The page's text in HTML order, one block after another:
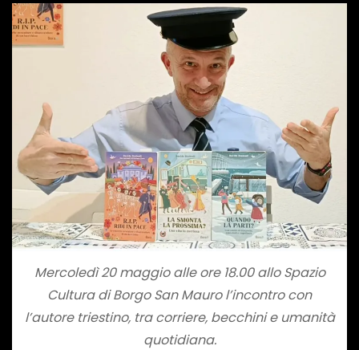
Mercoledì 20 maggio alle ore 18.00 allo Spazio
Cultura di Borgo San Mauro l’incontro con
l’autore triestino, tra corriere, becchini e umanità
quotidiana.